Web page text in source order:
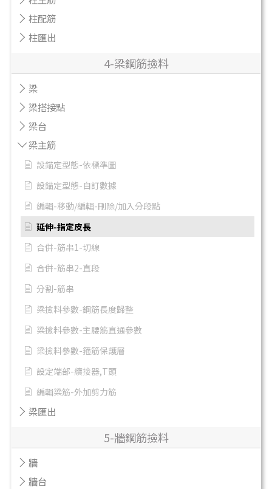
柱配筋
柱匯出
4-梁鋼筋撿料
梁
梁搭接點
梁台
梁主筋
設錨定型態-依標準圖
設錨定型態-自訂數據
編輯-移動/編輯-刪除/加入分段點
延伸-指定皮長
合併-筋串1-切線
合併-筋串2-直段
分割-筋串
梁撿料參數-鋼筋長度歸整
梁撿料參數-主腰筋直通參數
梁撿料參數-箍筋保護層
設定端部-續接器,T頭
編輯梁筋-外加剪力筋
梁匯出
5-牆鋼筋撿料
牆
牆台